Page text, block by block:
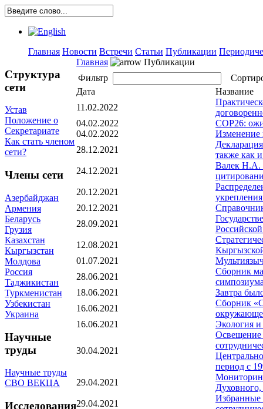
Главная Новости Встречи Статьи Публикации
Структура
сети
Устав
Положение о
Секретариате
Как стать членом
сети?
Члены сети
Азербайджан
Армения
Беларусь
Грузия
Казахстан
Кыргызстан
Молдова
Россия
Таджикистан
Туркменистан
Узбекистан
Украина
Научные
труды
Научные труды
СВО ВЕКЦА
Исследования
Главная
Публикации
Фильтр
Дата
Название
11.02.2022
04.02.2022
COP26:
04.02.2022
Изменение
28.12.2021
также как
24.12.2021
Валек Н.А.
20.12.2021
20.12.2021
28.09.2021
12.08.2021
01.07.2021
28.06.2021
Сборник
18.06.2021
Завтра
16.06.2021
Сборник
16.06.2021
Экология
30.04.2021
Освещение
период с
29.04.2021
29.04.2021
Избранные